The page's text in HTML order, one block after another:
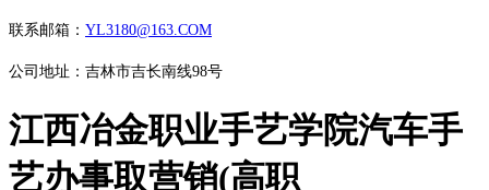
联系邮箱： YL3180@163.COM
公司地址：吉林市吉长南线98号
江西冶金职业手艺学院汽车手
艺办事取营销(高职